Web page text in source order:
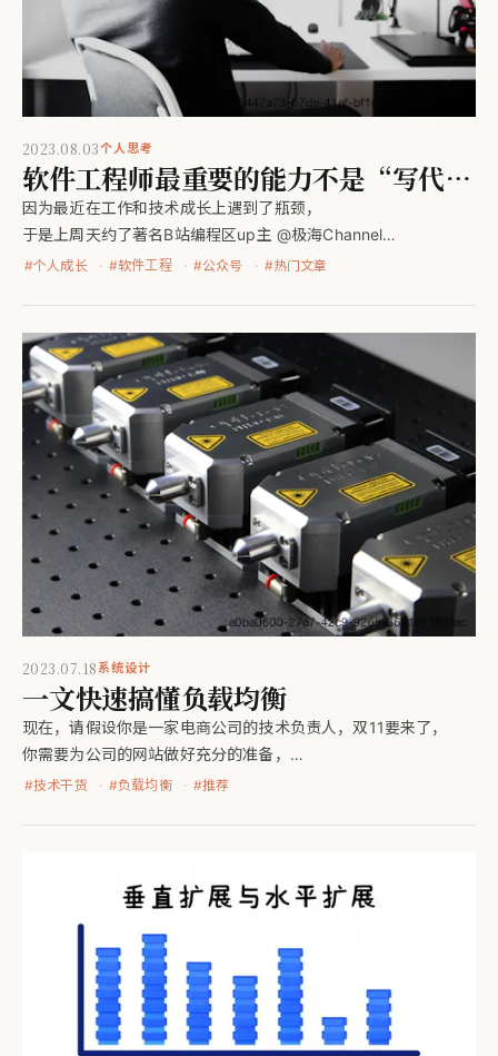
2023.08.03个人思考
软件工程师最重要的能力不是“写代
码”
因为最近在工作和技术成长上遇到了瓶颈，
于是上周天约了著名B站编程区up主 @极海Channel
一对一咨询，跟他畅聊了2小时左右。
我将结合我的理解做一些延伸。
#个人成长 #软件工程 #公众号 #热门文章
2023.07.18 系统设计
一文快速搞懂负载均衡
现在，请假设你是一家电商公司的技术负责人，双11要来了，
你需要为公司的网站做好充分的准备，
以应对即将到来的流量高峰。看了我上篇文章
你也不知道，如果其中有服务器挂了，
怎么让请求不再打到宕掉的机器上。然后……
#技术干货 #负载均衡 #推荐